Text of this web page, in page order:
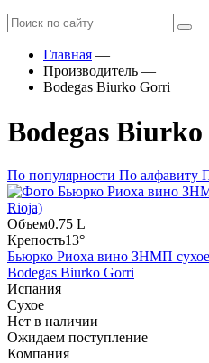
Главная —
Производитель —
Bodegas Biurko Gorri
Bodegas
По популярности По алфавиту
Объем0.75 L
Крепость13°
Бьюрко Риоха вино ЗНМП
Bodegas Biurko Gorri
Испания
Сухое
Нет в наличии
Ожидаем поступление
Компания